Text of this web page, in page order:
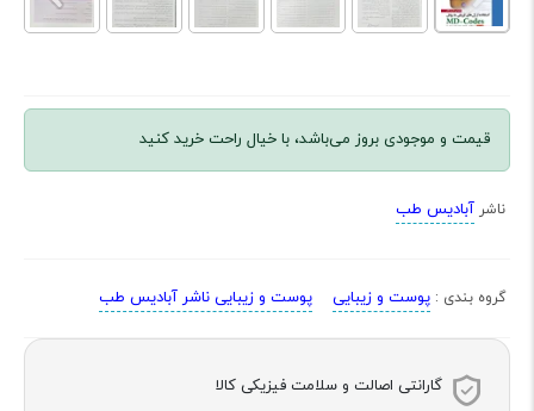
قیمت و موجودی بروز می‌باشد، با خیال راحت خرید کنید
ناشر آبادیس طب
گروه بندی : پوست و زیبایی پوست و زیبایی ناشر آبادیس طب
گارانتی اصالت و سلامت فیزیکی کالا